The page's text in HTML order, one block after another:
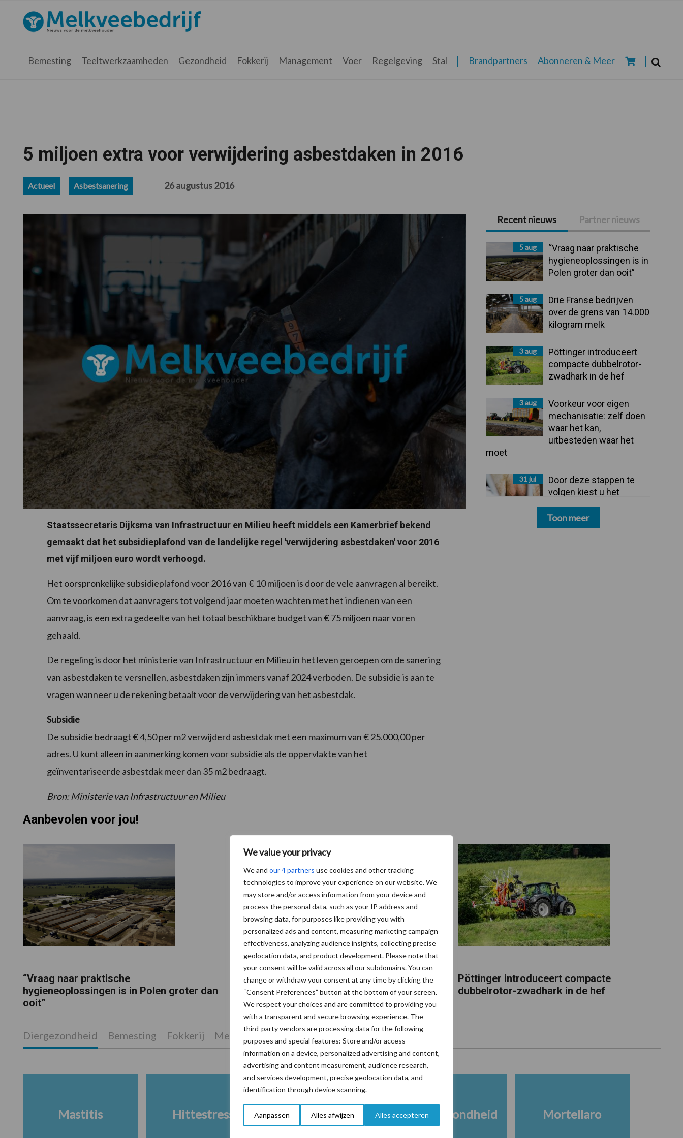
We value your privacy
We and our 4 partners use cookies and other tracking
technologies to improve your experience on our website. We
may store and/or access information from your device and
process the personal data, such as your IP address and
browsing data, for purposes like providing you with
personalized ads and content, measuring marketing campaign
effectiveness, analyzing audience insights, collecting precise
geolocation data, and product development. Please note that
your consent will be valid across all our subdomains. You can
change or withdraw your consent at any time by clicking the
“Consent Preferences” button at the bottom of your screen.
We respect your choices and are committed to providing you
with a transparent and secure browsing experience. The
third-party vendors are processing data for the following
purposes and special features: Store and/or access
information on a device, personalized advertising and content,
advertising and content measurement, audience research,
and services development, precise geolocation data, and
identification through device scanning.
Aanpassen Alles afwijzen Alles accepteren
hoofdnavigatie
hoofd
eerste
voettekst
Melkveebedrijf.nl
Bemesting Teeltwerkzaamheden Gezondheid Fokkerij Management Voer Regelgeving Stal Brandpartners Abonneren & Meer
5 miljoen extra voor verwijdering asbestdaken in 2016
Actueel Asbestsanering 26 augustus 2016
Staatssecretaris Dijksma van Infrastructuur en Milieu heeft middels een Kamerbrief bekend
gemaakt dat het subsidieplafond van de landelijke regel 'verwijdering asbestdaken' voor 2016
met vijf miljoen euro wordt verhoogd.
Het oorspronkelijke subsidieplafond voor 2016 van € 10 miljoen is door de vele aanvragen al bereikt.
Om te voorkomen dat aanvragers tot volgend jaar moeten wachten met het indienen van een
aanvraag, is een extra gedeelte van het totaal beschikbare budget van € 75 miljoen naar voren
gehaald.
De regeling is door het ministerie van Infrastructuur en Milieu in het leven geroepen om de sanering
van asbestdaken te versnellen, asbestdaken zijn immers vanaf 2024 verboden. De subsidie is aan te
vragen wanneer u de rekening betaalt voor de verwijdering van het asbestdak.
Subsidie
De subsidie bedraagt € 4,50 per m2 verwijderd asbestdak met een maximum van € 25.000,00 per
adres. U kunt alleen in aanmerking komen voor subsidie als de oppervlakte van het
geïnventariseerde asbestdak meer dan 35 m2 bedraagt.
Bron: Ministerie van Infrastructuur en Milieu
Primaire
Sidebar
Recent nieuws Partner nieuws
5 aug
“Vraag naar praktische
hygieneoplossingen is in
Polen groter dan ooit”
5 aug
Drie Franse bedrijven
over de grens van 14.000
kilogram melk
3 aug
Pöttinger introduceert
compacte dubbelrotor-
zwadhark in de hef
3 aug
Voorkeur voor eigen
mechanisatie: zelf doen
waar het kan,
uitbesteden waar het
moet
31 jul
Door deze stappen te
volgen kiest u het
dipmiddel dat bij uw
bedrijf past
Toon meer
Aanbevolen voor jou!
“Vraag naar praktische
hygieneoplossingen is in Polen groter dan
ooit”
Drie Franse bedrijven over de grens van
14.000 kilogram melk
Pöttinger introduceert compacte
dubbelrotor-zwadhark in de hef
Diergezondheid Bemesting Fokkerij Melkveebedrijf Veevoer Wet en regelgeving
Mastitis Hittestress Ketose Klauwgezondheid Mortellaro